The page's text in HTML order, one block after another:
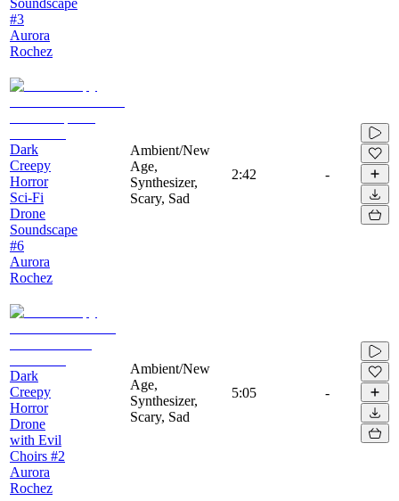
#3
Aurora
Rochez
Dark
Creepy
Horror
Sci-Fi
Drone
Soundscape
#6
Aurora
Rochez
Ambient/New
Age,
Synthesizer,
Scary, Sad
2:42 -
Dark
Creepy
Horror
Drone
with Evil
Choirs #2
Aurora
Rochez
Ambient/New
Age,
Synthesizer,
Scary, Sad
5:05 -